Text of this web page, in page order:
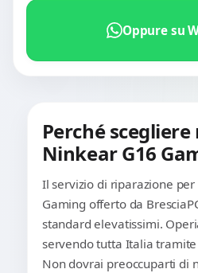
Oppure su
Perché
Ninkear G16
Il servizio di riparazione
Gaming offerto da
standard elevatissimi.
servendo tutta Italia
Non dovrai preoccuparti di